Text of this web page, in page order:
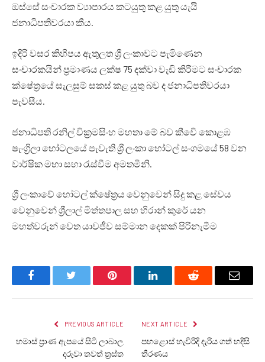
ඔස්සේ සංචාරක ව්‍යාපාරය කටයුතු කළ යුතු යැයි
ජනාධිපතිවරයා කීය.
ඉදිරි වසර කිහිපය ඇතුලත ශ්‍රී ලංකාවට පැමිණෙන
සංචාරකයින් ප්‍රමාණය ලක්ෂ 75 දක්වා වැඩි කිරීමට සංචාරක
ක්ෂේත්‍රයේ සැලසුම් සකස් කළ යුතු බව ද ජනාධිපතිවරයා
පැවසීය.
ජනාධිපති රනිල් වික්‍රමසිංහ මහතා මේ බව කීවෙි කොළඹ
ෂැංග්‍රිලා හෝටලයේ පැවැති ශ්‍රී ලංකා හෝටල් සංගමයේ 58 වන
වාර්ෂික මහා සභා රැස්වීම අමතමිනි.
ශ්‍රී ලංකාවේ හෝටල් ක්ෂේත්‍රය වෙනුවෙන් සිදු කළ සේවය
වෙනුවෙන් ශ්‍රීලාල් මිත්තපාල සහ හිරාන් කුරේ යන
මහත්වරුන් වෙත යාවජීව සම්මාන දෙකක් පිරිනැමීම
FacebookTwitter Pinterest LinkedInReddit Email
PREVIOUS ARTICLE
හමාස් ප්‍රාණ ඇපයේ සිටි ලාබාල
දරුවා තවත් ත්‍රස්ත
NEXT ARTICLE
පහළොස් හැවිරිදි දැරිය ගත් හදිසි
තීරණය